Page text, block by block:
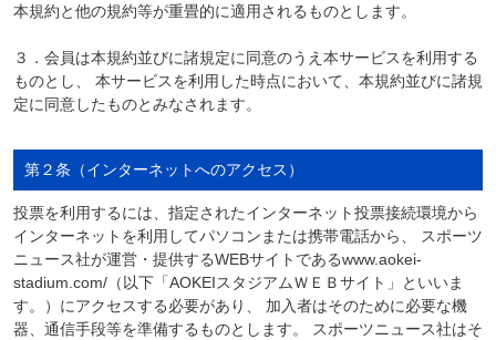
本規約と他の規約等が重畳的に適用されるものとします。
３．会員は本規約並びに諸規定に同意のうえ本サービスを利用する
ものとし、 本サービスを利用した時点において、本規約並びに諸規
定に同意したものとみなされます。
第２条（インターネットへのアクセス）
投票を利用するには、指定されたインターネット投票接続環境から
インターネットを利用してパソコンまたは携帯電話から、 スポーツ
ニュース社が運営・提供するWEBサイトであるwww.aokei-
stadium.com/（以下「AOKEIスタジアムＷＥＢサイト」といいま
す。）にアクセスする必要があり、 加入者はそのために必要な機
器、通信手段等を準備するものとします。 スポーツニュース社はそ